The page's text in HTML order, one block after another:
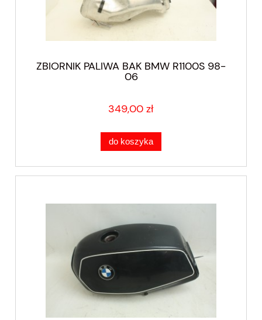
ZBIORNIK PALIWA BAK BMW R1100S 98-
06
349,00 zł
do koszyka